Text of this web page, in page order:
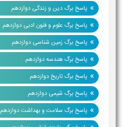
» پاسخ برگ دین و زندگی دوازدهم
» پاسخ برگ علوم و فنون ادبی دوازدهم
» پاسخ برگ زمین شناسی دوازدهم
» پاسخ برگ هندسه دوازدهم
» پاسخ برگ تاریخ دوازدهم
» پاسخ برگ شیمی دوازدهم
» پاسخ برگ سلامت و بهداشت دوازدهم